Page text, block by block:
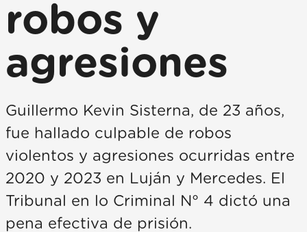
robos y
agresiones
Guillermo Kevin Sisterna, de 23 años,
fue hallado culpable de robos
violentos y agresiones ocurridas entre
2020 y 2023 en Luján y Mercedes. El
Tribunal en lo Criminal N° 4 dictó una
pena efectiva de prisión.